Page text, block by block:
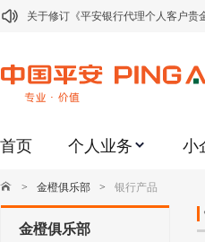
关于修订《平安银行代理个人客户贵
关于我行聚金宝交易软件升级更新的
关于2020年端午节期间上金所代理
关于加强代理贵金属业务风险防范的
首页 个人业务 小
> 金橙俱乐部 > 银行产品
金橙俱乐部